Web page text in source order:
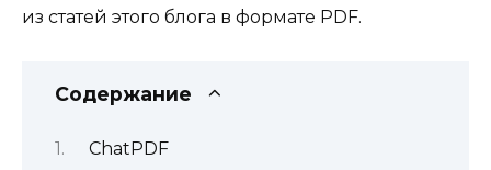
из статей этого блога в формате PDF.
Содержание
СhatPDF